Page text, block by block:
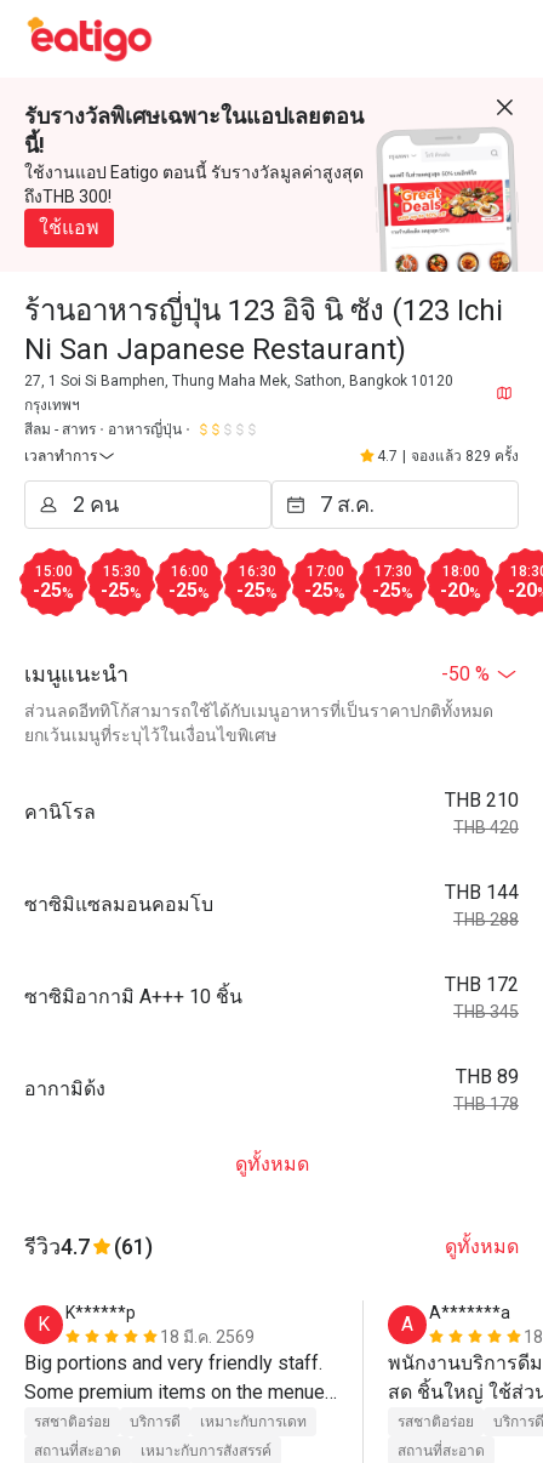
รับรางวัลพิเศษเฉพาะในแอปเลยตอน
นี้!
ใช้งานแอป Eatigo ตอนนี้ รับรางวัลมูลค่าสูงสุด
ถึงTHB 300!
ใช้แอพ
ร้านอาหารญี่ปุ่น 123 อิจิ นิ ซัง (123 Ichi
Ni San Japanese Restaurant)
27, 1 Soi Si Bamphen, Thung Maha Mek, Sathon, Bangkok 10120
กรุงเทพฯ
สีลม - สาทร
อาหารญี่ปุ่น
เวลาทำการ
4.7 จองแล้ว 829 ครั้ง
15:00
-25%
15:30
-25%
16:00
-25%
16:30
-25%
17:00
-25%
17:30
-25%
18:00
-20% -20
เมนูแนะนำ -50 %
ส่วนลดอีททิโก้สามารถใช้ได้กับเมนูอาหารที่เป็นราคาปกติทั้งหมด
ยกเว้นเมนูที่ระบุไว้ในเงื่อนไขพิเศษ
คานิโรล
THB 210
THB 420
ซาซิมิแซลมอนคอมโบ
THB 144
THB 288
ซาซิมิอากามิ A+++ 10 ชิ้น
THB 172
THB 345
อากามิด้ง
THB 89
THB 178
ดูทั้งหมด
รีวิว4.7 (61) ดูทั้งหมด
K
K******p
18 มี.ค. 2569
Big portions and very friendly staff.
Some premium items on the menue
are not included in Eatigo but still a
very big menue. Parking is available
รสชาติอร่อย บริการดี
เหมาะกับการเดท
สถานที่สะอาด
เหมาะกับการสังสรรค์
A
A*******a
พนักงานบริการดี
สด ชิ้นใหญ่ ใช้ส่ว
แทบทุกเมนู ซึ่งที่
จอดรถได้ที่ ibis
รสชาติอร่อย
บริการดี
สถานที่สะอาด